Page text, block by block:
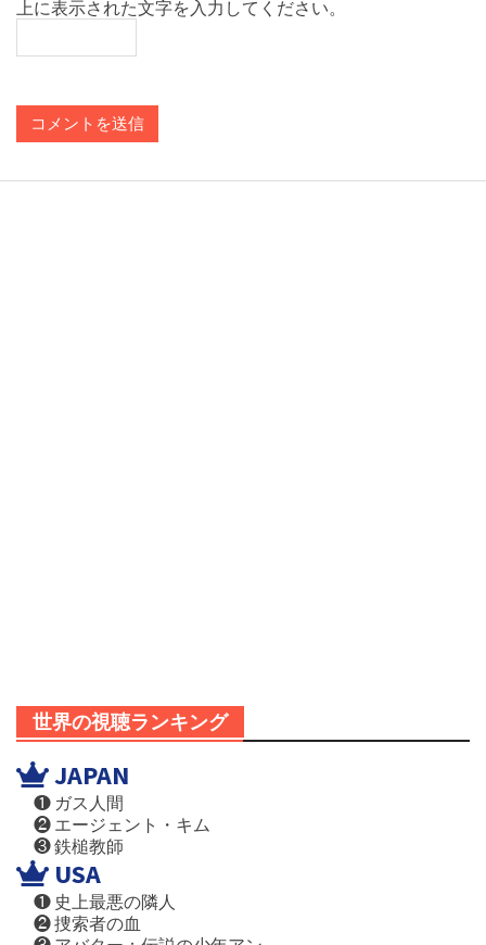
上に表示された文字を入力してください。
世界の視聴ランキング
JAPAN
❶ ガス人間
❷ エージェント・キム
❸ 鉄槌教師
USA
❶ 史上最悪の隣人
❷ 捜索者の血